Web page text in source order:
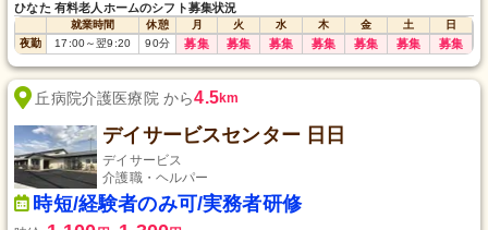
ひなた 有料老人ホームのシフト募集状況
就業時間 休憩 月 火 水 木 金 土
日
夜勤
17:00～翌9:20 90分 募集 募集 募集 募集 募集 募集 募集
丘病院介護医療院 から4.5km
デイサービスセンター 日日
デイサービス
介護職・ヘルパー
時短/経験者のみ可/実務者研修